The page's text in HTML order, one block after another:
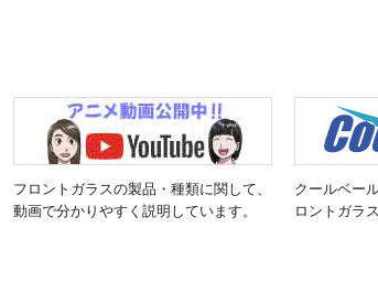
フロントガラスの製品・種類に関して、
動画で分かりやすく説明しています。
クールベー
ロントガラ